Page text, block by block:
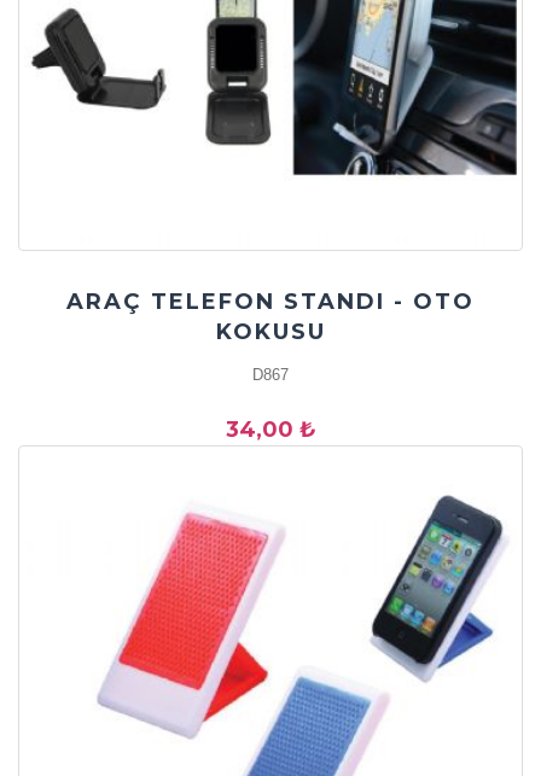
ARAÇ TELEFON STANDI - OTO
KOKUSU
D867
34,00 ₺